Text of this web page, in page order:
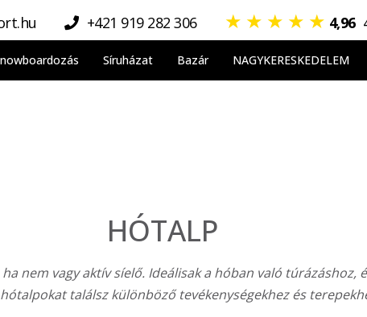
+421 919 282 306 ★ ★ ★ ★ ★ 4,96
Síruházat Bazár NAGYKERESKEDELEM
HÓTALP
nem vagy aktív síelő. Ideálisak a hóban való túrázáshoz,
találsz különböző tevékenységekhez és